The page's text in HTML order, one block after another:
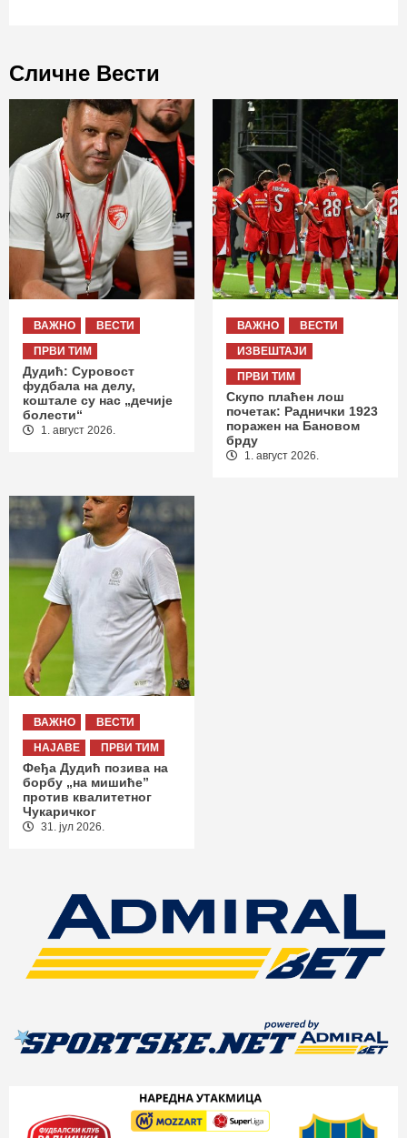
Сличне Вести
ВАЖНО
ВЕСТИ
ПРВИ ТИМ
Дудић: Суровост
фудбала на делу,
коштале су нас „дечије
болести“
1. август 2026.
ВАЖНО
ВЕСТИ
ИЗВЕШТАЈИ
ПРВИ ТИМ
Скупо плаћен лош
почетак: Раднички 1923
поражен на Бановом
брду
1. август 2026.
ВАЖНО
ВЕСТИ
НАЈАВЕ
ПРВИ ТИМ
Феђа Дудић позива на
борбу „на мишиће”
против квалитетног
Чукаричког
31. јул 2026.